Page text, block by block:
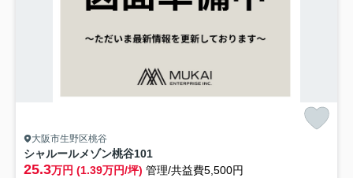
大阪市生野区桃谷
シャルールメゾン桃谷101
25.3万円 (1.39万円/坪) 管理/共益費5,500円